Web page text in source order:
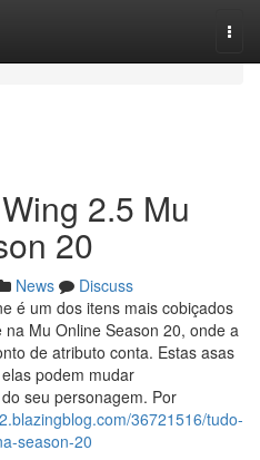
2.5 Mu
20
News
Discuss
é um dos itens mais cobiçados
Mu Online Season 20, onde a
de atributo conta. Estas asas
podem mudar
seu personagem. Por
36721516/tudo-
season-20